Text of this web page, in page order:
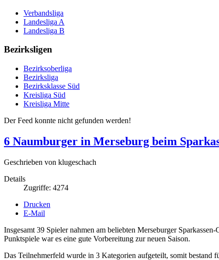
Verbandsliga
Landesliga A
Landesliga B
Bezirksligen
Bezirksoberliga
Bezirksliga
Bezirksklasse Süd
Kreisliga Süd
Kreisliga Mitte
Der Feed konnte nicht gefunden werden!
6 Naumburger in Merseburg beim
Geschrieben von klugeschach
Details
Zugriffe: 4274
Drucken
E-Mail
Insgesamt 39 Spieler nahmen am beliebten Merseburger
Punktspiele war es eine gute Vorbereitung zur neuen Saison.
Das Teilnehmerfeld wurde in 3 Kategorien aufgeteilt, somit bestand